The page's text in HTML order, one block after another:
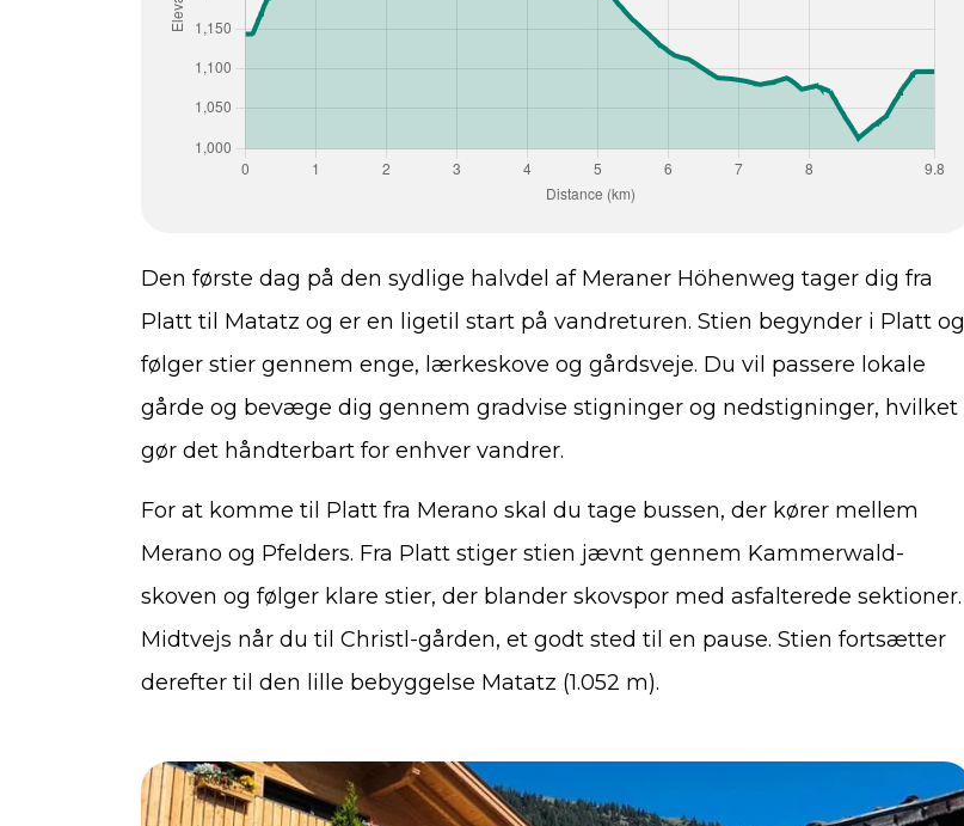
Den første dag på den sydlige halvdel af Meraner Höhenweg tager dig fra
Platt til Matatz og er en ligetil start på vandreturen. Stien begynder i Platt og
følger stier gennem enge, lærkeskove og gårdsveje. Du vil passere lokale
gårde og bevæge dig gennem gradvise stigninger og nedstigninger, hvilket
gør det håndterbart for enhver vandrer.
For at komme til Platt fra Merano skal du tage bussen, der kører mellem
Merano og Pfelders. Fra Platt stiger stien jævnt gennem Kammerwald-
skoven og følger klare stier, der blander skovspor med asfalterede sektioner.
Midtvejs når du til Christl-gården, et godt sted til en pause. Stien fortsætter
derefter til den lille bebyggelse Matatz (1.052 m).